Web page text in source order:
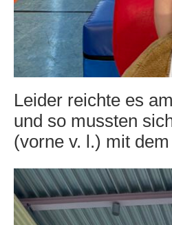
Leider reichte es
und so mussten
(vorne v. l.) mit